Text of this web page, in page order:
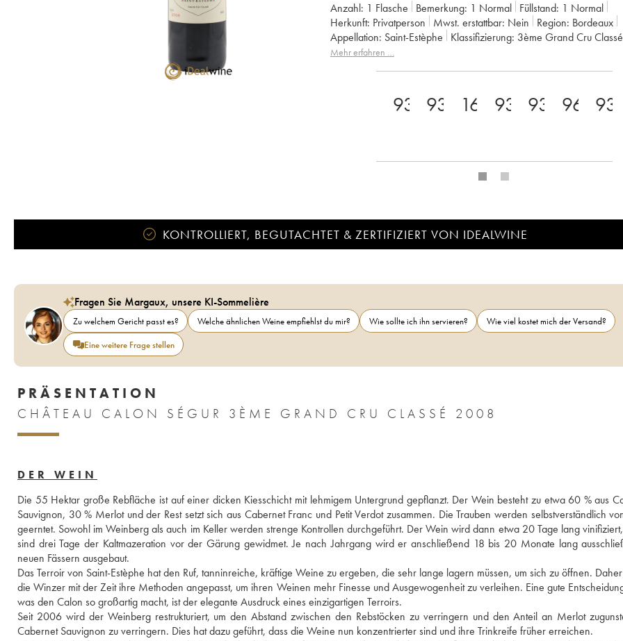
Anzahl: 1 Flasche Bemerkung: 1 Normal Füllstand: 1 Normal
Herkunft:
privatperson Mwst. erstattbar: nein Region:
Bordeaux
Appellation:
Saint-Estèphe Klassifizierung:
3ème Grand Cru Classé
Eigentümer:
Suravenir Assurances
Mehr erfahren …
93 93 16.593 93 96 93
KONTROLLIERT, BEGUTACHTET & ZERTIFIZIERT VON IDEALWINE
Fragen Sie Margaux, unsere KI-Sommelière
Zu welchem Gericht passt es? Welche ähnlichen Weine empfiehlst du mir? Wie sollte ich ihn servieren?
Wie viel kostet mich der Versand?
Eine weitere Frage stellen
PRÄSENTATION
CHÂTEAU CALON SÉGUR 3ÈME GRAND CRU CLASSÉ 2008
DER WEIN
Die 55 Hektar große Rebfläche ist auf einer dicken Kiesschicht mit lehmigem Untergrund gepflanzt. Der Wein besteht zu etwa 60 % aus
Sauvignon, 30 % Merlot und der Rest setzt sich aus Cabernet Franc und Petit Verdot zusammen. Die Trauben werden selbstverständlich
geerntet. Sowohl im Weinberg als auch im Keller werden strenge Kontrollen durchgeführt. Der Wein wird dann etwa 20 Tage lang
sind drei Tage der Kaltmazeration vor der Gärung gewidmet. Je nach Jahrgang wird er anschließend 18 bis 20 Monate lang
neuen Fässern ausgebaut.
Das Terroir von Saint-Estèphe hat den Ruf, tanninreiche, kräftige Weine zu ergeben, die sehr lange lagern müssen, um sich zu öffnen.
die Winzer mit der Zeit ihre Methoden angepasst, um ihren Weinen mehr Finesse und Ausgewogenheit zu verleihen. Eine gute
was den Calon so großartig macht, ist der elegante Ausdruck eines einzigartigen Terroirs.
Seit 2006 wird der Weinberg restrukturiert, um den Abstand zwischen den Rebstöcken zu verringern und den Anteil an Merlot
Cabernet Sauvignon zu verringern. Dies hat dazu geführt, dass die Weine nun konzentrierter sind und ihre Trinkreife früher erreichen.